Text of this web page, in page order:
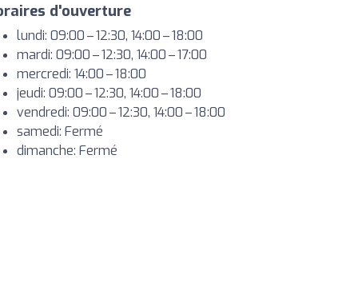
d'ouverture
lundi: 09:00 – 12:30, 14:00 – 18:00
mardi: 09:00 – 12:30, 14:00 – 17:00
mercredi: 14:00 – 18:00
jeudi: 09:00 – 12:30, 14:00 – 18:00
vendredi: 09:00 – 12:30, 14:00 – 18:00
samedi: Fermé
dimanche: Fermé